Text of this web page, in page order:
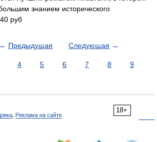
знанием исторического
руб
← Предыдущая Следующая →
4 5 6 7 8
9
18+
Реклама на сайте